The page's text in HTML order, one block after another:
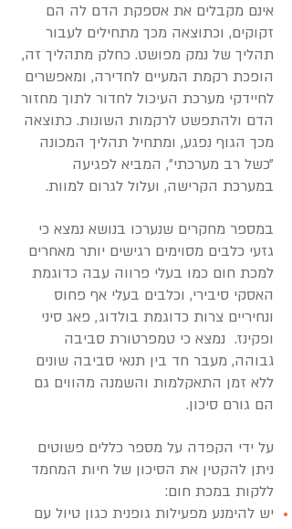
אינם מקבלים את אספקת הדם לה הם
זקוקים, וכתוצאה מכך מתחילים לעבור
תהליך של נמק מפושט. כחלק מתהליך זה,
הופכת רקמת המעיים לחדירה, ומאפשרים
לחיידקי מערכת העיכול לחדור לתוך מחזור
הדם ולהתפשט לרקמות השונות. כתוצאה
מכך הגוף נפגע, ומתחיל תהליך המכונה
״כשל רב מערכתי״, המביא לפגיעה
במערכת הקרישה, ועלול לגרום למוות.
במספר מחקרים שנערכו בנושא נמצא כי
גזעי כלבים מסוימים רגישים יותר מאחרים
למכת חום כמו בעלי פרווה עבה כדוגמת
האסקי סיבירי, וכלבים בעלי אף פחוס
ונחיריים צרות כדוגמת בולדוג, פאג סיני
ופקינז. נמצא כי טמפרטורת סביבה
גבוהה, מעבר חד בין תנאי סביבה שונים
ללא זמן התאקלמות והשמנה מהווים גם
הם גורם סיכון.
על ידי הקפדה על מספר כללים פשוטים
ניתן להקטין את הסיכון של חיות המחמד
ללקות במכת חום:
יש להימנע מפעילות גופנית כגון טיול עם